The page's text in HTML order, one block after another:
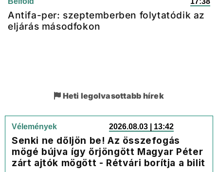
Antifa-per: szeptemberben folytatódik az
eljárás másodfokon
Heti legolvasottabb hírek
Vélemények 2026.08.03 | 13:42
Senki ne dőljön be! Az összefogás
mögé bújva így őrjöngött Magyar Péter
zárt ajtók mögött - Rétvári borítja a bilit